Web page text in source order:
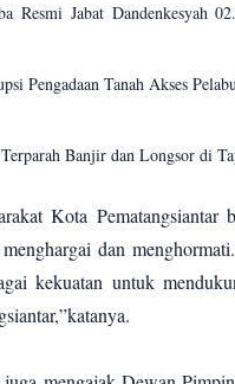
Jabat Dandenkesyah
Pengadaan Tanah Akses
Banjir dan Longsor di
Kota Pematangsiantar
dan
kekuatan untuk